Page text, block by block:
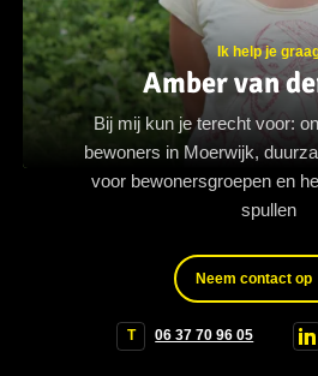
Ik help je
Amber van
Bij mij kun je terecht voor:
bewoners in Moerwijk,
voor bewonersgroepen en
spullen
Neem contact op
T 06 37 70 96 05